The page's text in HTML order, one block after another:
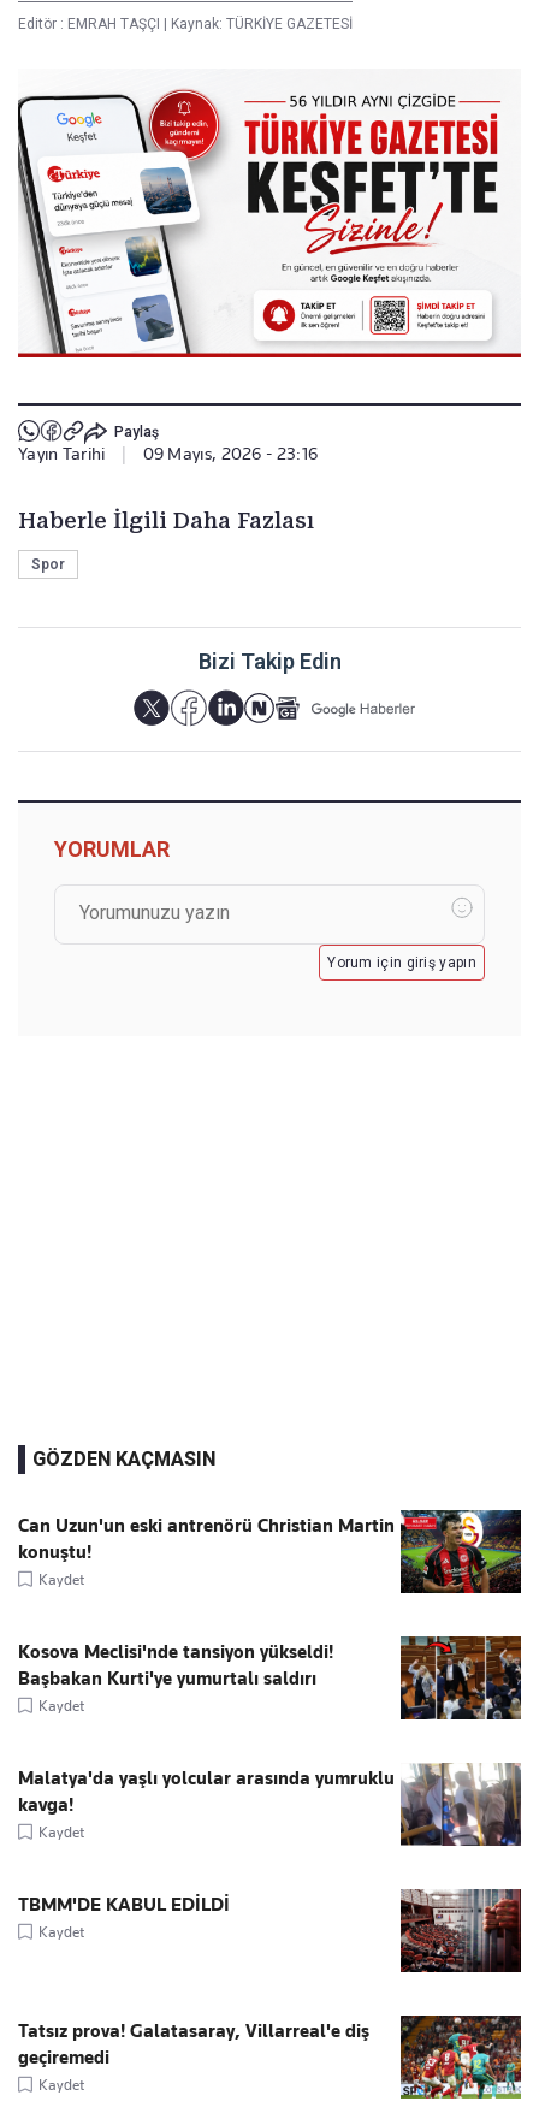
Editör : EMRAH TAŞÇI Kaynak: TÜRKİYE GAZETESİ
Paylaş
Yayın Tarihi 09 Mayıs, 2026 - 23:16
Haberle İlgili Daha Fazlası
Spor
Bizi Takip Edin
YORUMLAR
Yorum için giriş yapın
GÖZDEN KAÇMASIN
Can Uzun'un eski antrenörü Christian Martin
konuştu!
Kaydet
Kosova Meclisi'nde tansiyon yükseldi!
Başbakan Kurti'ye yumurtalı saldırı
Kaydet
Malatya'da yaşlı yolcular arasında yumruklu
kavga!
Kaydet
TBMM'DE KABUL EDİLDİ
Kaydet
Tatsız prova! Galatasaray, Villarreal'e diş
geçiremedi
Kaydet